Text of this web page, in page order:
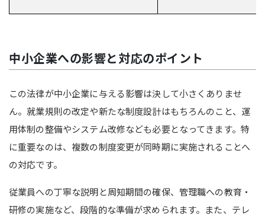
中小企業への影響と対応のポイント
この法律が中小企業に与える影響は決して小さくありませ
ん。就業規則の改定や新たな制度設計はもちろんのこと、運
用体制の整備やシステム改修なども必要となってきます。特
に重要なのは、複数の制度変更が同時期に実施されることへ
の対応です。
従業員への丁寧な説明と周知期間の確保、管理職への教育・
研修の実施など、段階的な準備が求められます。また、テレ